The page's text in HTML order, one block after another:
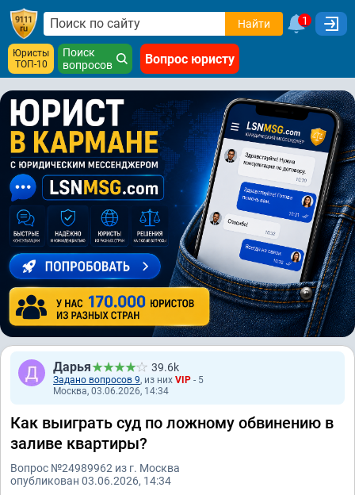
Найти 1
Юристы
ТОП-10
Поиск
вопросов
Вопрос юристу
Дарья 39.6k
Задано вопросов 9, из них VIP - 5
Москва, 03.06.2026, 14:34
Как выиграть суд по ложному обвинению в
заливе квартиры?
Вопрос №24989962 из г. Москва
опубликован 03.06.2026, 14:34